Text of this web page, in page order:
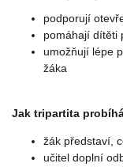
podporují
pomáhají dítěti
umožňují lépe
žáka
Jak tripartita
žák představí,
učitel doplní